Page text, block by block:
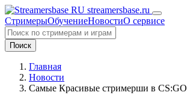
streamersbase.ru
СтримерыОбучениеНовостиО сервисе
Поиск
Главная
Новости
Самые Красивые стримерши в CS:GO